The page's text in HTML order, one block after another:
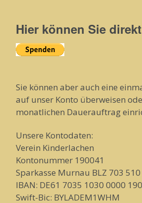
Hier können Sie
Sie können aber auch eine
auf unser Konto überweisen
monatlichen Dauerauftrag
Unsere Kontodaten:
Verein Kinderlachen
Kontonummer 190041
Sparkasse Murnau BLZ 703 510
IBAN: DE61 7035 1030 0000
Swift-Bic: BYLADEM1WHM